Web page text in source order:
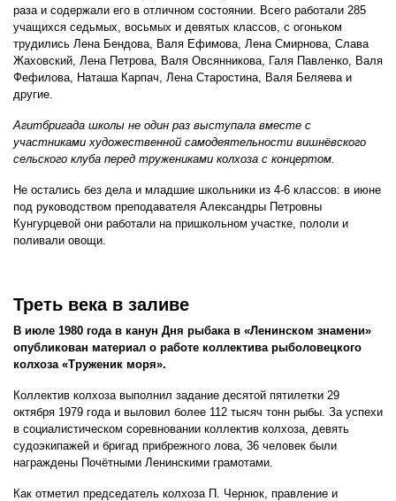
раза и содержали его в отличном состоянии. Всего работали 285
учащихся седьмых, восьмых и девятых классов, с огоньком
трудились Лена Бендова, Валя Ефимова, Лена Смирнова, Слава
Жаховский, Лена Петрова, Валя Овсянникова, Галя Павленко, Валя
Фефилова, Наташа Карпач, Лена Старостина, Валя Беляева и
другие.
Агитбригада школы не один раз выступала вместе с
участниками художественной самодеятельности вишнёвского
сельского клуба перед тружениками колхоза с концертом.
Не остались без дела и младшие школьники из 4-6 классов: в июне
под руководством преподавателя Александры Петровны
Кунгурцевой они работали на пришкольном участке, пололи и
поливали овощи.
Треть века в заливе
В июле 1980 года в канун Дня рыбака в «Ленинском знамени»
опубликован материал о работе коллектива рыболовецкого
колхоза «Труженик моря».
Коллектив колхоза выполнил задание десятой пятилетки 29
октября 1979 года и выловил более 112 тысяч тонн рыбы. За успехи
в социалистическом соревновании коллектив колхоза, девять
судоэкипажей и бригад прибрежного лова, 36 человек были
награждены Почётными Ленинскими грамотами.
Как отметил председатель колхоза П. Чернюк, правление и